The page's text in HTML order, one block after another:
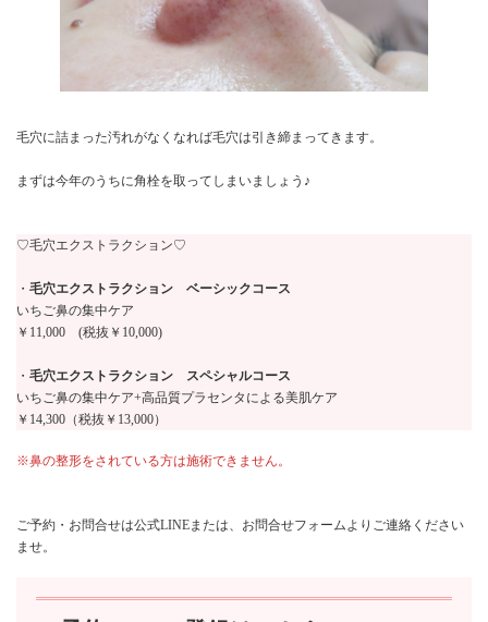
毛穴に詰まった汚れがなくなれば毛穴は引き締まってきます。
まずは今年のうちに角栓を取ってしまいましょう♪
♡毛穴エクストラクション♡
・ 毛穴エクストラクション ベーシックコース
いちご鼻の集中ケア
￥11,000 (税抜￥10,000)
・ 毛穴エクストラクション スペシャルコース
いちご鼻の集中ケア+高品質プラセンタによる美肌ケア
￥14,300（税抜￥13,000）
※鼻の整形をされている方は施術できません。
ご予約・お問合せは公式LINEまたは、お問合せフォームよりご連絡ください
ませ。